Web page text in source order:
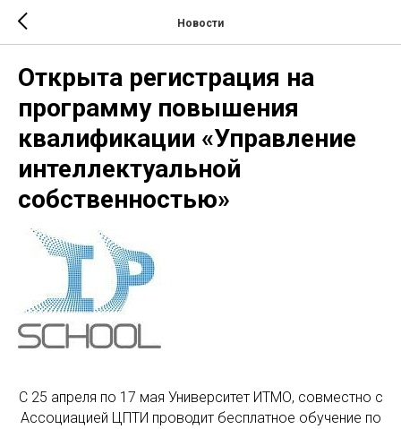
Новости
Открыта регистрация на
программу повышения
квалификации «Управление
интеллектуальной
собственностью»
С 25 апреля по 17 мая Университет ИТМО, совместно с
Ассоциацией ЦПТИ проводит бесплатное обучение по